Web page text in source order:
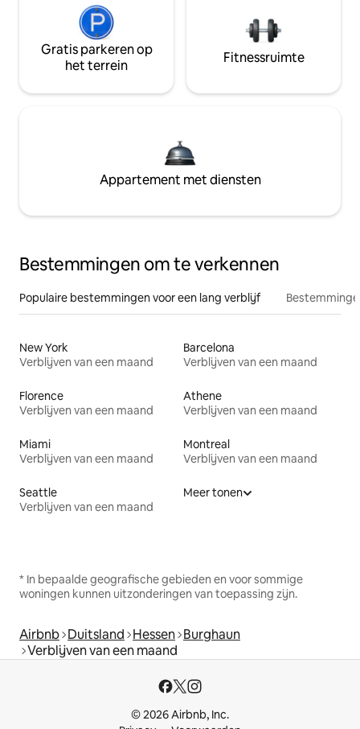
Gratis parkeren op
het terrein
Fitnessruimte
Appartement met diensten
Bestemmingen om te verkennen
Populaire bestemmingen voor een lang verblijf
New York
Verblijven van een maand
Barcelona
Verblijven van een maand
Florence
Verblijven van een maand
Athene
Verblijven van een maand
Miami
Verblijven van een maand
Montreal
Verblijven van een maand
Seattle
Verblijven van een maand
Meer tonen
* In bepaalde geografische gebieden en voor sommige
woningen kunnen uitzonderingen van toepassing zijn.
Airbnb Duitsland Hessen Burghaun
Verblijven van een maand
© 2026 Airbnb, Inc.